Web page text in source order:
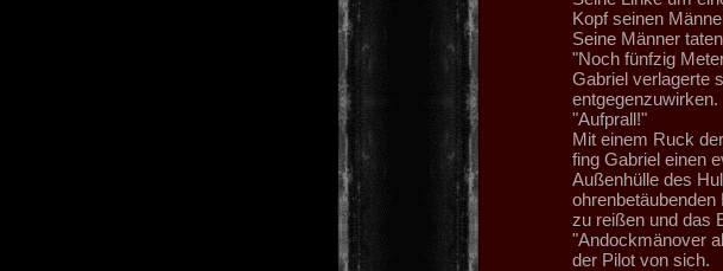
Kopf seinen
Seine Männer
"Noch fünfzig
Gabriel verlagerte
entgegenzuwirken.
"Aufprall!"
Mit einem Ruck
fing Gabriel einen
Außenhülle des
zu reißen und das
"Andockmänover
der Pilot von sich.